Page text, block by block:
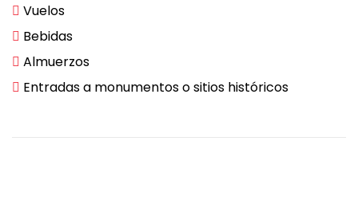
Vuelos
Bebidas
Almuerzos
Entradas a monumentos o sitios históricos